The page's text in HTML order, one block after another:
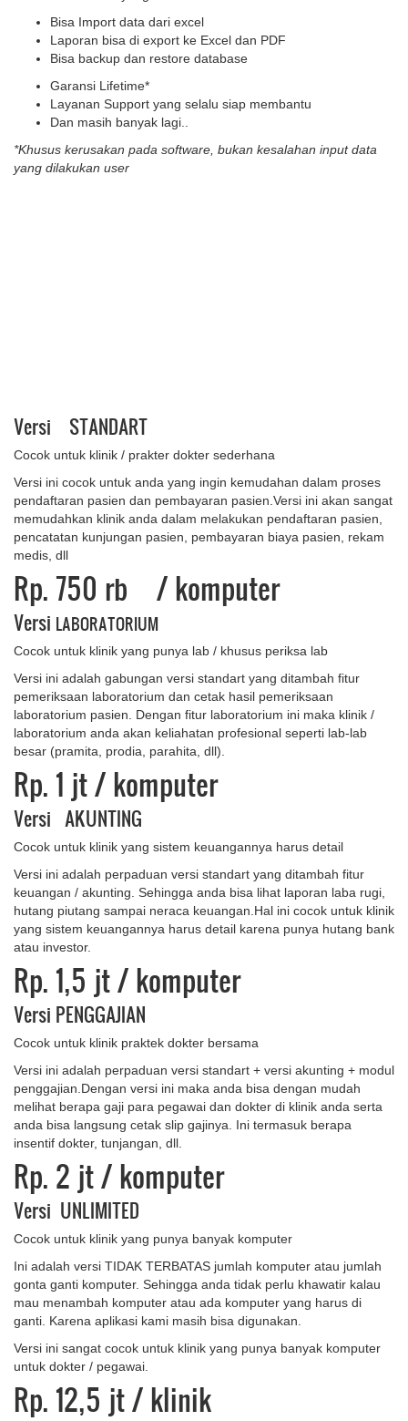
Bisa Import data dari excel
Laporan bisa di export ke Excel dan PDF
Bisa backup dan restore database
Garansi Lifetime*
Layanan Support yang selalu siap membantu
Dan masih banyak lagi..
*Khusus kerusakan pada software, bukan kesalahan input data
yang dilakukan user
Versi STANDART
Cocok untuk klinik / prakter dokter sederhana
Versi ini cocok untuk anda yang ingin kemudahan dalam proses
pendaftaran pasien dan pembayaran pasien.Versi ini akan sangat
memudahkan klinik anda dalam melakukan pendaftaran pasien,
pencatatan kunjungan pasien, pembayaran biaya pasien, rekam
medis, dll
Rp. 750 rb / komputer
Versi LABORATORIUM
Cocok untuk klinik yang punya lab / khusus periksa lab
Versi ini adalah gabungan versi standart yang ditambah fitur
pemeriksaan laboratorium dan cetak hasil pemeriksaan
laboratorium pasien. Dengan fitur laboratorium ini maka klinik /
laboratorium anda akan keliahatan profesional seperti lab-lab
besar (pramita, prodia, parahita, dll).
Rp. 1 ​jt/ komputer
Versi AKUNTING
Cocok untuk klinik yang sistem keuangannya harus detail
Versi ini adalah perpaduan versi standart yang ditambah fitur
keuangan / akunting. Sehingga anda bisa lihat laporan laba rugi,
hutang piutang sampai neraca keuangan.Hal ini cocok untuk klinik
yang sistem keuangannya harus detail karena punya hutang bank
atau investor.
Rp. 1,5 jt/ komputer
Versi PENGGAJIAN
Cocok untuk klinik praktek dokter bersama
Versi ini adalah perpaduan versi standart + versi akunting + modul
penggajian.Dengan versi ini maka anda bisa dengan mudah
melihat berapa gaji para pegawai dan dokter di klinik anda serta
anda bisa langsung cetak slip gajinya. Ini termasuk berapa
insentif dokter, tunjangan, dll.
Rp. 2 jt/ komputer
Versi UNLIMITED
Cocok untuk klinik yang punya banyak komputer
Ini adalah versi TIDAK TERBATAS jumlah komputer atau jumlah
gonta ganti komputer. Sehingga anda tidak perlu khawatir kalau
mau menambah komputer atau ada komputer yang harus di
ganti. Karena aplikasi kami masih bisa digunakan.
Versi ini sangat cocok untuk klinik yang punya banyak komputer
untuk dokter / pegawai.
Rp. 12,5 jt/ klinik